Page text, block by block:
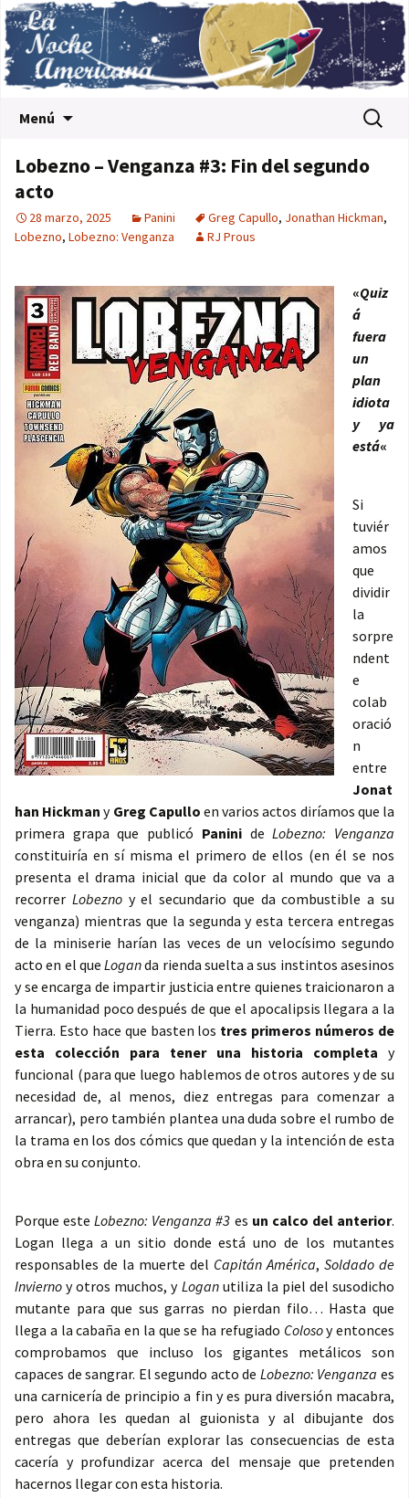
Menú Buscar:
Lobezno – Venganza #3: Fin del segundo
acto
28 marzo, 2025 Panini Greg Capullo, Jonathan Hickman,
Lobezno, Lobezno: Venganza RJ Prous
«Quiz
á
fuera
un
plan
idiota
y ya
está«
Si
tuviér
amos
que
dividir
la
sorpre
ndent
e
colab
oració
n
entre
Jonat
han Hickman y Greg Capullo en varios actos diríamos que la
primera grapa que publicó PaninideLobezno: Venganza
constituiría en sí misma el primero de ellos (en él se nos
presenta el drama inicial que da color al mundo que va a
recorrer Lobeznoy el secundario que da combustible a su
venganza) mientras que la segunda y esta tercera entregas
de la miniserie harían las veces de un velocísimo segundo
acto en el queLoganda rienda suelta a sus instintos asesinos
y se encarga de impartir justicia entre quienes traicionaron a
la humanidad poco después de que el apocalipsis llegara a la
Tierra. Esto hace que basten los tres primeros números de
esta colección para tener una historia completa y
funcional (para que luego hablemos de otros autores y de su
necesidad de, al menos, diez entregas para comenzar a
arrancar), pero también plantea una duda sobre el rumbo de
la trama en los dos cómics que quedan y la intención de esta
obra en su conjunto.
Porque esteLobezno: Venganza #3 es un calco del anterior.
Logan llega a un sitio donde está uno de los mutantes
responsables de la muerte del Capitán América, Soldado de
Invierno y otros muchos, y Loganutiliza la piel del susodicho
mutante para que sus garras no pierdan filo… Hasta que
llega a la cabaña en la que se ha refugiado Colosoy entonces
comprobamos que incluso los gigantes metálicos son
capaces de sangrar. El segundo acto de Lobezno: Venganza es
una carnicería de principio a fin y es pura diversión macabra,
pero ahora les quedan al guionista y al dibujante dos
entregas que deberían explorar las consecuencias de esta
cacería y profundizar acerca del mensaje que pretenden
hacernos llegar con esta historia.